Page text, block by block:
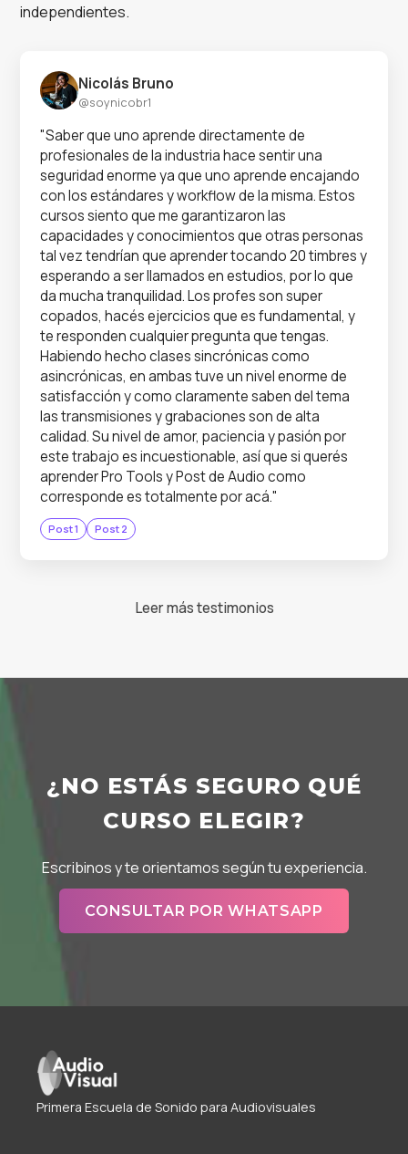
independientes.
Nicolás Bruno
@soynicobr1
"Saber que uno aprende directamente de
profesionales de la industria hace sentir una
seguridad enorme ya que uno aprende encajando
con los estándares y workflow de la misma. Estos
cursos siento que me garantizaron las
capacidades y conocimientos que otras personas
tal vez tendrían que aprender tocando 20 timbres y
esperando a ser llamados en estudios, por lo que
da mucha tranquilidad. Los profes son super
copados, hacés ejercicios que es fundamental, y
te responden cualquier pregunta que tengas.
Habiendo hecho clases sincrónicas como
asincrónicas, en ambas tuve un nivel enorme de
satisfacción y como claramente saben del tema
las transmisiones y grabaciones son de alta
calidad. Su nivel de amor, paciencia y pasión por
este trabajo es incuestionable, así que si querés
aprender Pro Tools y Post de Audio como
corresponde es totalmente por acá."
Post 1 Post 2
Leer más testimonios
¿NO ESTÁS SEGURO QUÉ
CURSO ELEGIR?
Escribinos y te orientamos según tu experiencia.
CONSULTAR POR WHATSAPP
Primera Escuela de Sonido para Audiovisuales